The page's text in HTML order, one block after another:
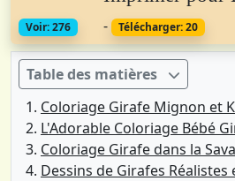
Voir: 276 - Télécharger: 20
Table des matières
Coloriage Girafe Mignon et
L'Adorable Coloriage Bébé
Coloriage Girafe dans la
Dessins de Girafes Réalistes